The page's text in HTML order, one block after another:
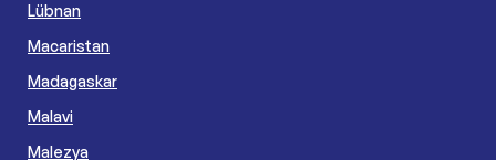
Lübnan
Macaristan
Madagaskar
Malavi
Malezya